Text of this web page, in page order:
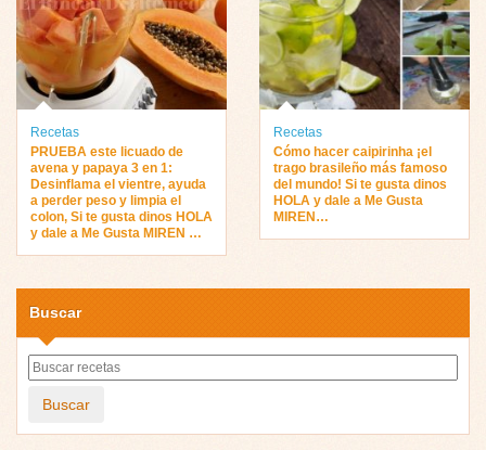
Recetas
PRUEBA este licuado de
avena y papaya 3 en 1:
Desinflama el vientre, ayuda
a perder peso y limpia el
colon, Si te gusta dinos HOLA
y dale a Me Gusta MIREN …
Recetas
Cómo hacer caipirinha ¡el
trago brasileño más famoso
del mundo! Si te gusta dinos
HOLA y dale a Me Gusta
MIREN…
Buscar
Buscar